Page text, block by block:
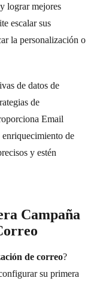
lograr mejores
escalar sus
la personalización o
de datos de
de
Email
de
y estén
Campaña
de correo?
su primera